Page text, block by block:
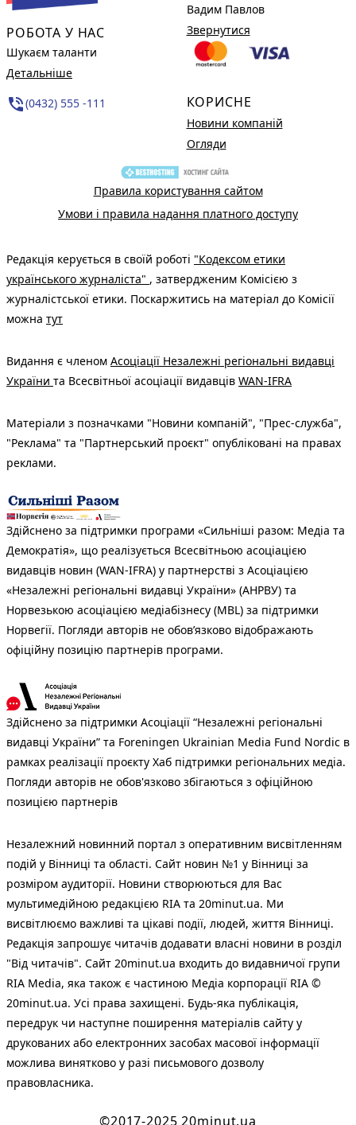
РОБОТА У НАС
Шукаєм таланти
Детальніше
phone_in_talk(0432) 555 -111
Вадим Павлов
Звернутися
КОРИСНЕ
Новини компаній
Огляди
Правила користування сайтом
Умови і правила надання платного доступу
Редакція керується в своїй роботі "Кодексом етики
українського журналіста" , затвердженим Комісією з
журналістської етики. Поскаржитись на матеріал до Комісії
можна тут
Видання є членом Асоціації Незалежні регіональні видавці
України та Всесвітньої асоціації видавців WAN-IFRA
Матеріали з позначками "Новини компаній", "Прес-служба",
"Реклама" та "Партнерський проєкт" опубліковані на правах
реклами.
Здійснено за підтримки програми «Сильніші разом: Медіа та
Демократія», що реалізується Всесвітньою асоціацією
видавців новин (WAN-IFRA) у партнерстві з Асоціацією
«Незалежні регіональні видавці України» (АНРВУ) та
Норвезькою асоціацією медіабізнесу (MBL) за підтримки
Норвегії. Погляди авторів не обов’язково відображають
офіційну позицію партнерів програми.
Здійснено за підтримки Асоціації “Незалежні регіональні
видавці України” та Foreningen Ukrainian Media Fund Nordic в
рамках реалізації проєкту Хаб підтримки регіональних медіа.
Погляди авторів не обов'язково збігаються з офіційною
позицією партнерів
Незалежний новинний портал з оперативним висвітленням
подій у Вінниці та області. Сайт новин №1 у Вінниці за
розміром аудиторії. Новини створюються для Вас
мультимедійною редакцією RIA та 20minut.ua. Ми
висвітлюємо важливі та цікаві події, людей, життя Вінниці.
Редакція запрошує читачів додавати власні новини в розділ
"Від читачів". Сайт 20minut.ua входить до видавничої групи
RIA Media, яка також є частиною Медіа корпорації RIA ©
20minut.ua. Усі права захищені. Будь-яка публiкацiя,
передрук чи наступне поширення матеріалів сайту у
друкованих або електронних засобах масової інформації
можлива винятково у разі письмового дозволу
правовласника.
©2017-2025 20minut.ua